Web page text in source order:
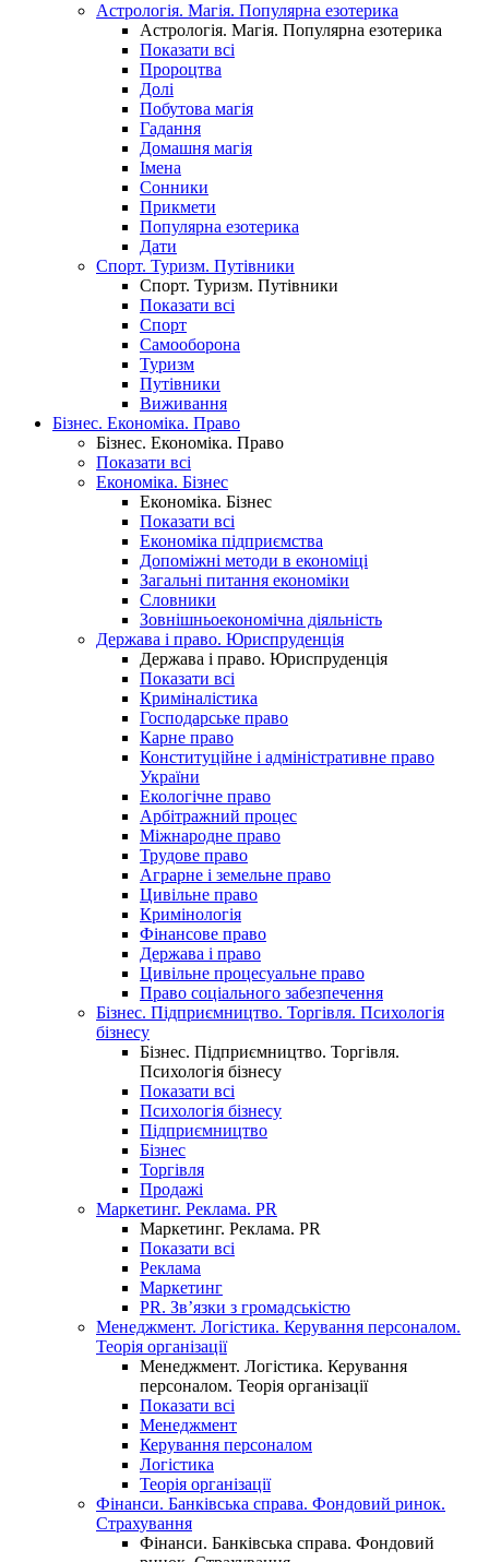
Астрологія. Магія. Популярна езотерика
Астрологія. Магія. Популярна езотерика
Показати всі
Пророцтва
Долі
Побутова магія
Гадання
Домашня магія
Імена
Сонники
Прикмети
Популярна езотерика
Дати
Спорт. Туризм. Путівники
Спорт. Туризм. Путівники
Показати всі
Спорт
Самооборона
Туризм
Путівники
Виживання
Бізнес. Економіка. Право
Бізнес. Економіка. Право
Показати всі
Економіка. Бізнес
Економіка. Бізнес
Показати всі
Економіка підприємства
Допоміжні методи в економіці
Загальні питання економіки
Словники
Зовнішньоекономічна діяльність
Держава і право. Юриспруденція
Держава і право. Юриспруденція
Показати всі
Криміналістика
Господарське право
Карне право
Конституційне і адміністративне право
України
Екологічне право
Арбітражний процес
Міжнародне право
Трудове право
Аграрне і земельне право
Цивільне право
Кримінологія
Фінансове право
Держава і право
Цивільне процесуальне право
Право соціального забезпечення
Бізнес. Підприємництво. Торгівля. Психологія
бізнесу
Бізнес. Підприємництво. Торгівля.
Психологія бізнесу
Показати всі
Психологія бізнесу
Підприємництво
Бізнес
Торгівля
Продажі
Маркетинг. Реклама. PR
Маркетинг. Реклама. PR
Показати всі
Реклама
Маркетинг
PR. Зв’язки з громадськістю
Менеджмент. Логістика. Керування персоналом.
Теорія організації
Менеджмент. Логістика. Керування
персоналом. Теорія організації
Показати всі
Менеджмент
Керування персоналом
Логістика
Теорія організації
Фінанси. Банківська справа. Фондовий ринок.
Страхування
Фінанси. Банківська справа. Фондовий